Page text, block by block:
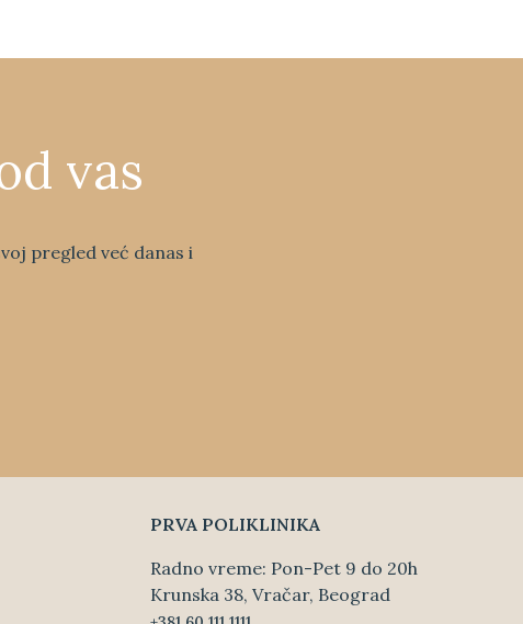
vas
pregled već danas i
PRVA POLIKLINIKA
Radno vreme: Pon-Pet 9 do 20h
Krunska 38, Vračar, Beograd